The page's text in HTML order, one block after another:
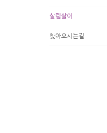
살림살이
찾아오시는길